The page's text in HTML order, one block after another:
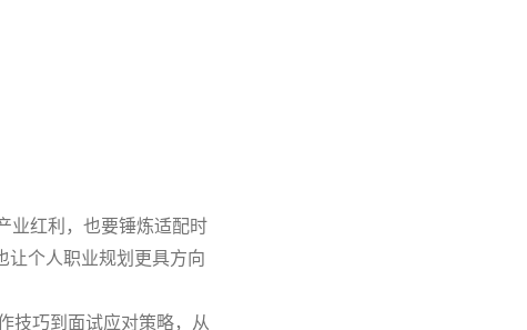
业红利，也要锤炼适配时
让个人职业规划更具方向
技巧到面试应对策略，从